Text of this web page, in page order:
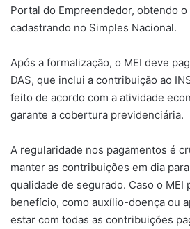
Portal do Empreendedor, obtendo o
cadastrando no Simples Nacional.
Após a formalização, o MEI deve
DAS, que inclui a contribuição ao
feito de acordo com a atividade
garante a cobertura previdenciária.
A regularidade nos pagamentos é
manter as contribuições em dia
qualidade de segurado. Caso o MEI
benefício, como auxílio-doença ou
estar com todas as contribuições